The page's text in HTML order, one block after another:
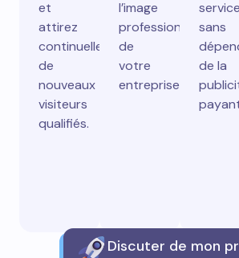
et
attirez
continuellement
de
nouveaux
visiteurs
qualifiés.
l’image
professionnelle
de
votre
entreprise.
sans
de la
Discuter de mon